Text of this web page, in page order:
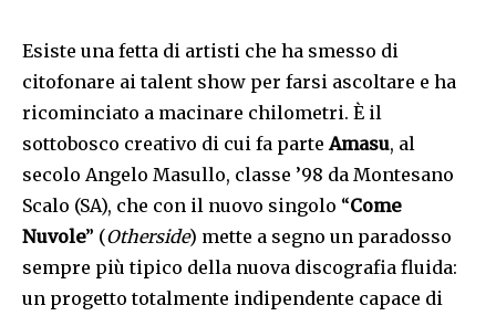
Esiste una fetta di artisti che ha smesso di
citofonare ai talent show per farsi ascoltare e ha
ricominciato a macinare chilometri. È il
sottobosco creativo di cui fa parte Amasu, al
secolo Angelo Masullo, classe ’98 da Montesano
Scalo (SA), che con il nuovo singolo “Come
Nuvole” (Otherside) mette a segno un paradosso
sempre più tipico della nuova discografia fluida:
un progetto totalmente indipendente capace di